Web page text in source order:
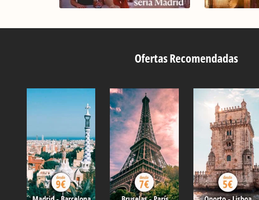
Ofertas Recomendadas